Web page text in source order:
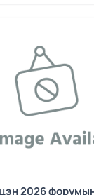
2026